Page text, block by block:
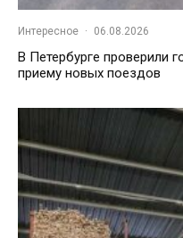
Интересное · 06.08.2026
В Петербурге проверили
приему новых поездов